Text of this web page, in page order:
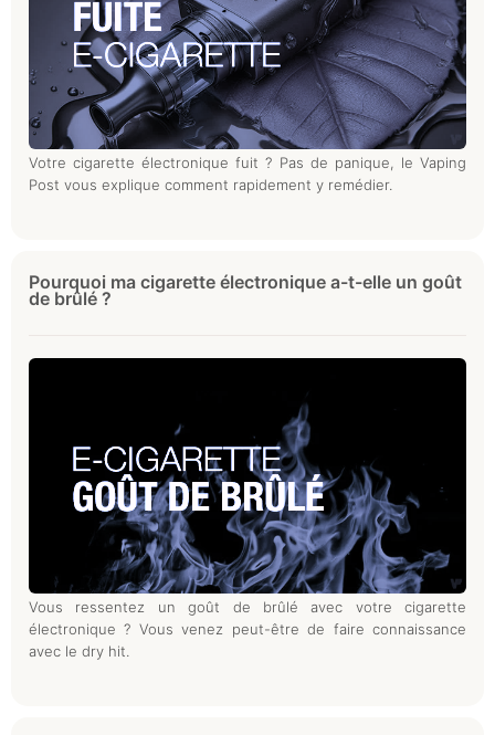
Votre cigarette électronique fuit ? Pas de panique, le Vaping
Post vous explique comment rapidement y remédier.
Pourquoi ma cigarette électronique a-t-elle un goût
de brûlé ?
Vous ressentez un goût de brûlé avec votre cigarette
électronique ? Vous venez peut-être de faire connaissance
avec le dry hit.